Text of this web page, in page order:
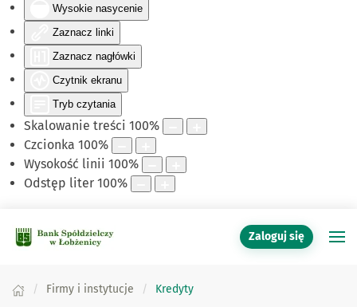
Wysokie nasycenie
Zaznacz linki
Zaznacz nagłówki
Czytnik ekranu
Tryb czytania
Skalowanie treści 100%
Czcionka 100%
Wysokość linii 100%
Odstęp liter 100%
Zaloguj się
Firmy i instytucje Kredyty